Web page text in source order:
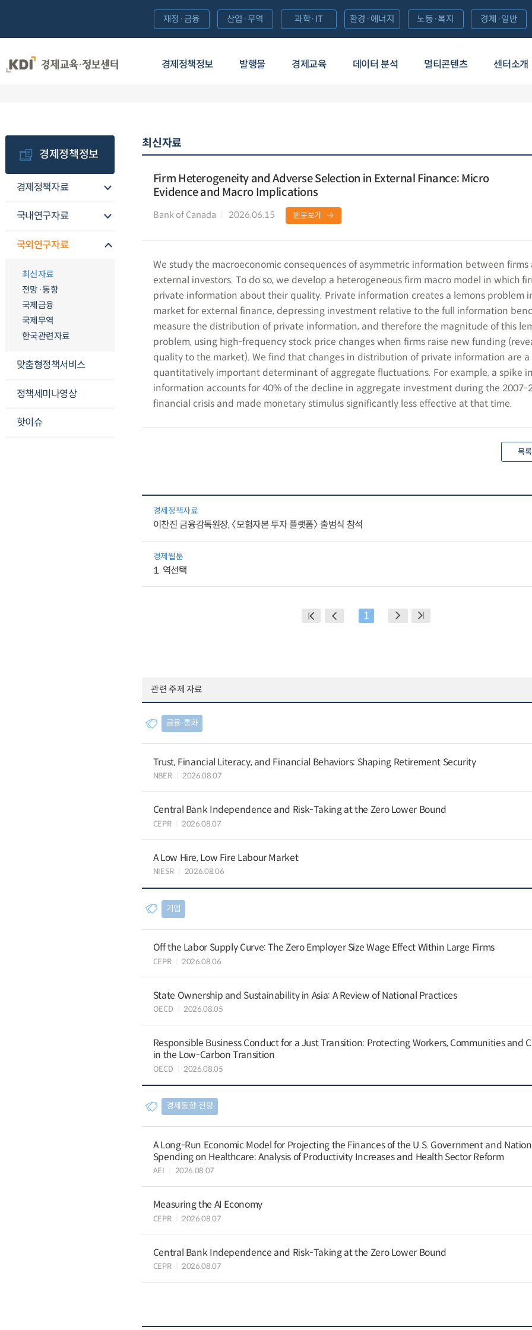
경제정책정보 발행물 경제교육 데이터 분석 멀티콘텐츠 센터소개
재정·금융 산업·무역 과학·IT 환경·에너지 노동·복지 경제·일반
경제정책정보
경제정책자료
국내연구자료
국외연구자료
최신자료
전망·동향
국제금융
국제무역
한국관련자료
맞춤형정책서비스
정책세미나영상
핫이슈
최신자료
Firm Heterogeneity and Adverse Selection in External Finance: Micro
Evidence and Macro Implications
Bank of Canada 2026.06.15 원문보기
We study the macroeconomic consequences of asymmetric information between firms
external investors. To do so, we develop a heterogeneous firm macro model in which
private information about their quality. Private information creates a lemons problem
market for external finance, depressing investment relative to the full information
measure the distribution of private information, and therefore the magnitude of this
problem, using high-frequency stock price changes when firms raise new funding
quality to the market). We find that changes in distribution of private information are a
quantitatively important determinant of aggregate fluctuations. For example, a spike
information accounts for 40% of the decline in aggregate investment during the 2007-
financial crisis and made monetary stimulus significantly less effective at that time.
목
경제정책자료
이찬진 금융감독원장, 〈모험자본 투자 플랫폼〉 출범식 참석
경제웹툰
1. 역선택
1
관련 주제 자료
금융∙통화
Trust, Financial Literacy, and Financial Behaviors: Shaping Retirement Security
NBER 2026.08.07
Central Bank Independence and Risk-Taking at the Zero Lower Bound
CEPR 2026.08.07
A Low Hire, Low Fire Labour Market
NIESR 2026.08.06
기업
Off the Labor Supply Curve: The Zero Employer Size Wage Effect Within Large Firms
CEPR 2026.08.06
State Ownership and Sustainability in Asia: A Review of National Practices
OECD 2026.08.05
Responsible Business Conduct for a Just Transition: Protecting Workers, Communities and
in the Low-Carbon Transition
OECD 2026.08.05
경제동향∙전망
A Long-Run Economic Model for Projecting the Finances of the U.S. Government and
Spending on Healthcare: Analysis of Productivity Increases and Health Sector Reform
AEI 2026.08.07
Measuring the AI Economy
CEPR 2026.08.07
Central Bank Independence and Risk-Taking at the Zero Lower Bound
CEPR 2026.08.07